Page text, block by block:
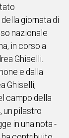
giornata di
nazionale
in corso a
Ghiselli.
e dalla
Ghiselli,
campo della
un pilastro
in una nota -